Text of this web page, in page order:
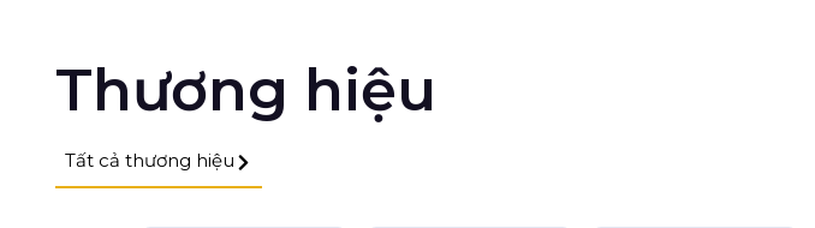
Thương hiệu
Tất cả thương hiệu